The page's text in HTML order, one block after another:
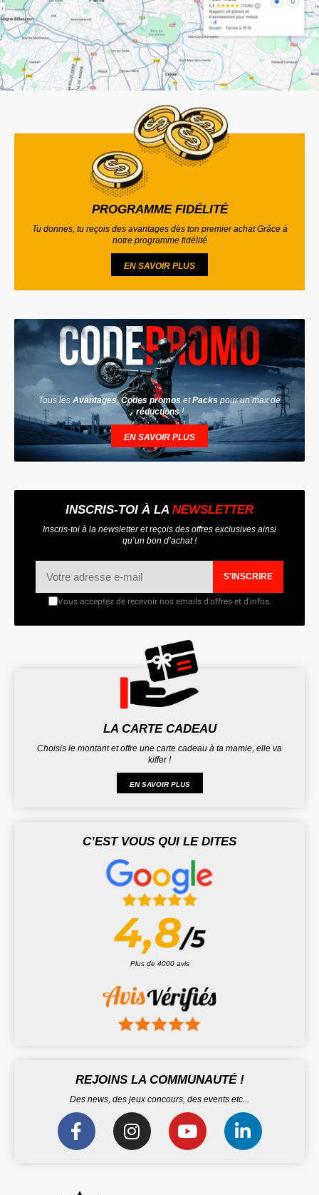
PROGRAMME FIDÉLITÉ
Tu donnes, tu reçois des avantages dès ton premier achat Grâce à
notre programme fidélité
EN SAVOIR PLUS
Tous les Avantages,Codes promos etPacks pour un max de
réductions !
EN SAVOIR PLUS
INSCRIS-TOI À LA NEWSLETTER
Inscris-toi à la newsletter et reçois des offres exclusives ainsi
qu’un bon d’achat !
S'INSCRIRE
Vous acceptez de recevoir nos emails d'offres et d'infos.
LA CARTE CADEAU
Choisis le montant et offre une carte cadeau à ta mamie, elle va
kiffer !
EN SAVOIR PLUS
C’EST VOUS QUI LE DITES
Plus de 4000 avis
REJOINS LA COMMUNAUTÉ !
Des news, des jeux concours, des events etc...